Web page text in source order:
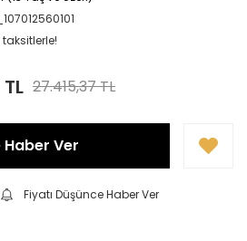
27.415,37 TL
Haber Ver
Fiyatı Düşünce Haber Ver